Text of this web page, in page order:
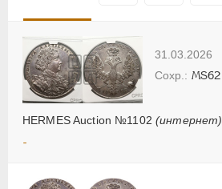
31.03.2026
HERMES Auction №1102 (интернет)
MS62
-